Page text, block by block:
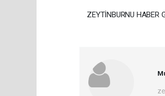
ZEYTİNBURNU HABER